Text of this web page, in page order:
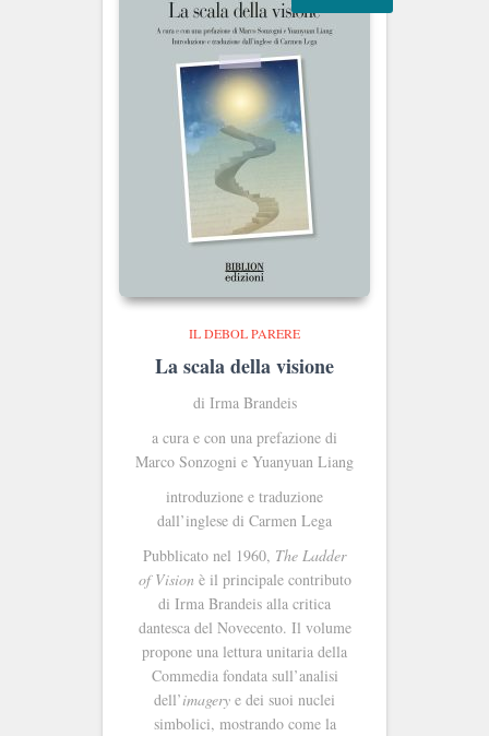
IL DEBOL PARERE
La scala della visione
di Irma Brandeis
a cura e con una prefazione di
Marco Sonzogni e Yuanyuan Liang
introduzione e traduzione
dall’inglese di Carmen Lega
Pubblicato nel 1960, The Ladder
of Vision è il principale contributo
di Irma Brandeis alla critica
dantesca del Novecento. Il volume
propone una lettura unitaria della
Commedia fondata sull’analisi
dell’imagery e dei suoi nuclei
simbolici, mostrando come la